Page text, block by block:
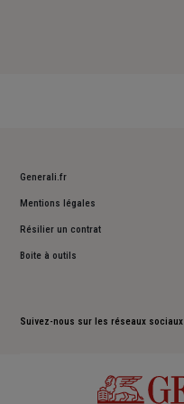
Generali.fr
Mentions légales
Résilier un contrat
Boite à outils
Suivez-nous sur les réseaux sociaux